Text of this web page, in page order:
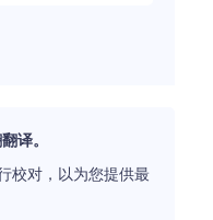
译。
校对，以为您提供最